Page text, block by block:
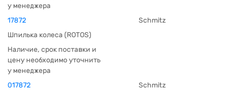
у менеджера
17872
Schmitz
Шпилька колеса (ROTOS)
Наличие, срок поставки и
цену необходимо уточнить
у менеджера
017872
Schmitz